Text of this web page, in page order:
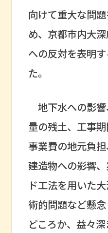
向けて重大な問
め、京都市内大
への反対を表明
た。
地下水への影
量の残土、工事期
事業費の地元負
建造物への影響
ド工法を用いた
術的問題など懸
どころか、益々深